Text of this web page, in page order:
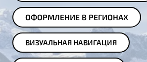
ОФОРМЛЕНИЕ В РЕГИОНАХ
ВИЗУАЛЬНАЯ НАВИГАЦИЯ